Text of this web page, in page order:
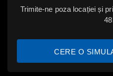
Trimite-ne poza locației și
CERE O